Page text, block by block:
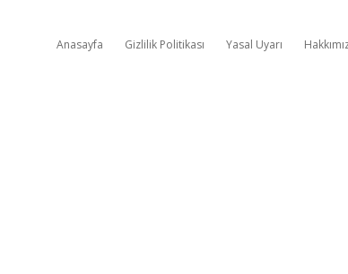
Anasayfa Gizlilik Politikası Yasal Uyarı